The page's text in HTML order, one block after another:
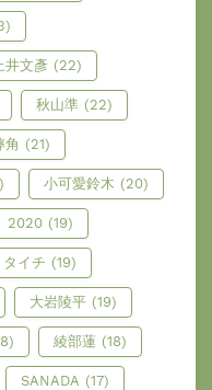
上井文彥 (22)
秋山準 (22)
角 (21)
小可愛鈴木 (20)
2020 (19)
タイチ (19)
大岩陵平 (19)
綾部蓮 (18)
SANADA (17)